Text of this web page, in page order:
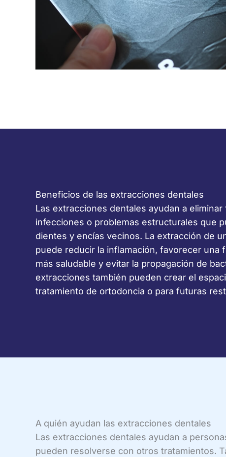
Beneficios de las extracciones dentales
Las extracciones dentales ayudan a
infecciones o problemas estructurales que
dientes y encías vecinos. La extracción de
puede reducir la inflamación, favorecer una
más saludable y evitar la propagación de
extracciones también pueden crear el
tratamiento de ortodoncia o para futuras
A quién ayudan las extracciones dentales
Las extracciones dentales ayudan a
pueden resolverse con otros tratamientos.